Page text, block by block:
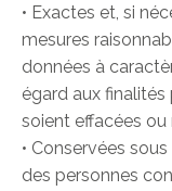
• Exactes et, si
mesures
données à
égard aux
soient effacées ou
• Conservées
des personnes